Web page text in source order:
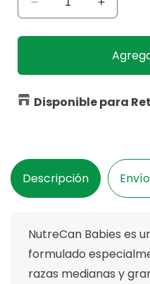
Reducir
cantidad
para
Perros
NutreCan
Aumentar
cantidad
para
Alimento
Perros
NutreCan
Disponible para
Descripción
NutreCan Babies es
formulado
razas medianas y